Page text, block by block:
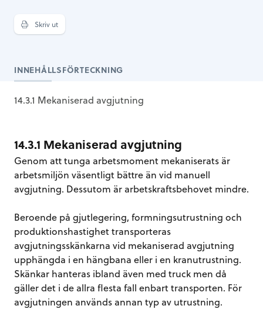
Skriv ut
INNEHÅLLSFÖRTECKNING
14.3.1 Mekaniserad avgjutning
14.3.1 Mekaniserad avgjutning
Genom att tunga arbetsmoment mekaniserats är
arbetsmiljön väsentligt bättre än vid manuell
avgjutning. Dessutom är arbetskraftsbehovet mindre.
Beroende på gjutlegering, formningsutrustning och
produktionshastighet transporteras
avgjutningsskänkarna vid mekaniserad avgjutning
upphängda i en hängbana eller i en kranutrustning.
Skänkar hanteras ibland även med truck men då
gäller det i de allra flesta fall enbart transporten. För
avgjutningen används annan typ av utrustning.